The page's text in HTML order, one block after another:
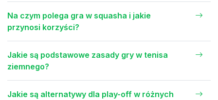
Na czym polega gra w squasha i jakie
przynosi korzyści?
Jakie są podstawowe zasady gry w tenisa
ziemnego?
Jakie są alternatywy dla play-off w różnych